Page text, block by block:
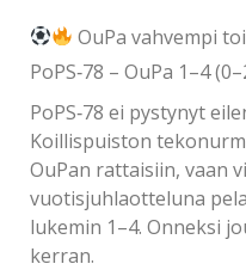
OuPa vahvempi
PoPS‑78 – OuPa 1–4
PoPS‑78 ei pystynyt
Koillispuiston
OuPan rattaisiin, vaan
vuotisjuhlaotteluna
lukemin 1–4. Onneksi
kerran.